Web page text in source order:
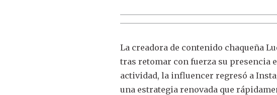
La creadora de contenido chaqueña
tras retomar con fuerza su presencia
actividad, la influencer regresó a
una estrategia renovada que